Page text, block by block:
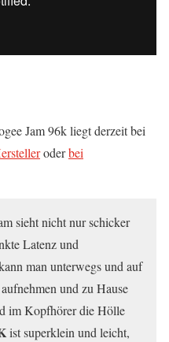
Jam 96k liegt derzeit bei
oderbei
sieht nicht nur schicker
Latenz und
man unterwegs und auf
und zu Hause
im Kopfhörer die Hölle
ist superklein und leicht,